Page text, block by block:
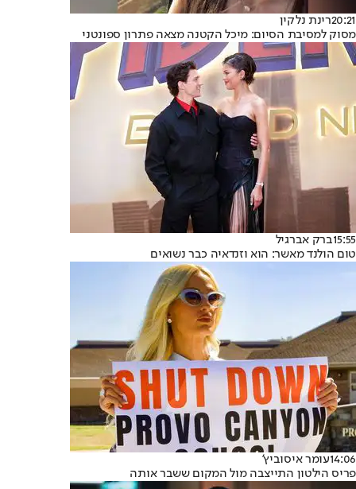
20:21רינת נלקין
מסוק למסיבת הסיום: מיכל הקטנה מצאה פתרון ספונטני
15:55ברק אברגיל
טום הולנד מאשר: הוא וזנדאיה כבר נשואים
14:06עומר איסוביץ'
פריס הילטון התייצבה מול המקום ששבר אותה